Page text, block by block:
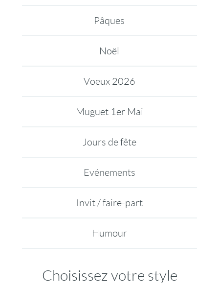
Pâques
Noël
Voeux 2026
Muguet 1er Mai
Jours de fête
Evénements
Invit / faire-part
Humour
Choisissez votre style